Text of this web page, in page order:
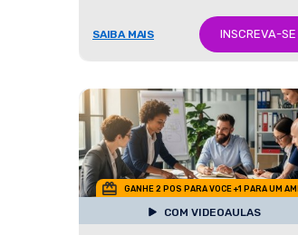
SAIBA MAIS INSCREVA-SE
GANHE 2 POS PARA VOCE +1 PARA UM
COM VIDEOAULAS